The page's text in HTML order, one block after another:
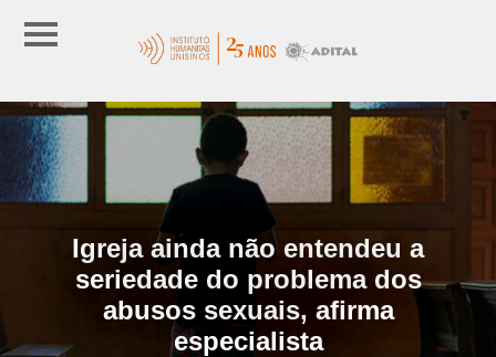
Igreja ainda não entendeu a
seriedade do problema dos
abusos sexuais, afirma
especialista